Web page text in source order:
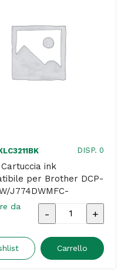
J772DW/
J890DW
DISP. 0
Cartuccia ink
per Brother DCP-
J774DWMFC-
– Nero
da
G&G
Cartuccia
Carrello